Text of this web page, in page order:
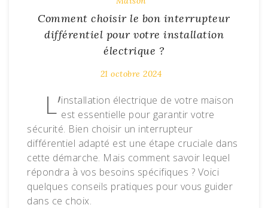
Comment choisir le bon interrupteur
différentiel pour votre installation
électrique ?
21 octobre 2024
L’installation électrique de votre maison
est essentielle pour garantir votre
sécurité. Bien choisir un interrupteur
différentiel adapté est une étape cruciale dans
cette démarche. Mais comment savoir lequel
répondra à vos besoins spécifiques ? Voici
quelques conseils pratiques pour vous guider
dans ce choix.